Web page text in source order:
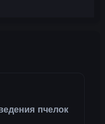
пчелок